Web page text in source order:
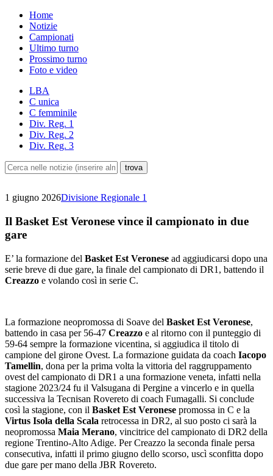
Home
Notizie
Campionati
Ultimo turno
Prossimo turno
Foto e video
LBA
C unica
C femminile
Div. Reg. 1
Div. Reg. 2
Div. Reg. 3
1 giugno 2026Divisione Regionale 1
Il Basket Est Veronese vince il campionato in due
gare
E’ la formazione del Basket Est Veronese ad aggiudicarsi dopo una
serie breve di due gare, la finale del campionato di DR1, battendo il
Creazzo e volando così in serie C.
La formazione neopromossa di Soave del Basket Est Veronese,
battendo in casa per 56-47 Creazzo e al ritorno con il punteggio di
59-64 sempre la formazione vicentina, si aggiudica il titolo di
campione del girone Ovest. La formazione guidata da coach Iacopo
Tamellin, dona per la prima volta la vittoria del raggruppamento
ovest del campionato di DR1 a una formazione veneta, infatti nella
stagione 2023/24 fu il Valsugana di Pergine a vincerlo e in quella
successiva la Tecnisan Rovereto di coach Fumagalli. Si conclude
così la stagione, con il Basket Est Veronese promossa in C e la
Virtus Isola della Scala retrocessa in DR2, al suo posto ci sarà la
neopromossa Maia Merano, vincitrice del campionato di DR2 della
regione Trentino-Alto Adige. Per Creazzo la seconda finale persa
consecutiva, infatti il primo giugno dello scorso, uscì sconfitta dopo
due gare per mano della JBR Rovereto.